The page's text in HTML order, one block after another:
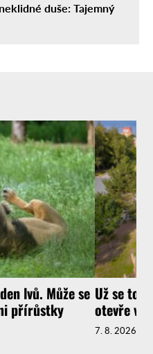
duše: Tajemný
lvů. Může se
přírůstky
Už se to
otevře
7. 8. 2026